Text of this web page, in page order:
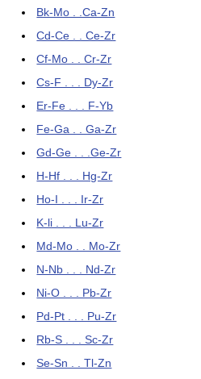
Bk-Mo . .Ca-Zn
Cd-Ce . . Ce-Zr
Cf-Mo . . Cr-Zr
Cs-F . . . Dy-Zr
Er-Fe . . . F-Yb
Fe-Ga . . Ga-Zr
Gd-Ge . . .Ge-Zr
H-Hf . . . Hg-Zr
Ho-I . . . Ir-Zr
K-li . . . Lu-Zr
Md-Mo . . Mo-Zr
N-Nb . . . Nd-Zr
Ni-O . . . Pb-Zr
Pd-Pt . . . Pu-Zr
Rb-S . . . Sc-Zr
Se-Sn . . Tl-Zn